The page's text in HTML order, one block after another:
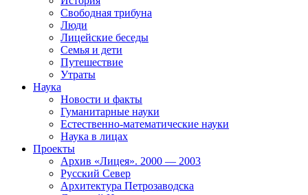
Свободная трибуна
Люди
Лицейские беседы
Семья и дети
Путешествие
Утраты
Наука
Новости и факты
Гуманитарные науки
Естественно-математические науки
Наука в лицах
Проекты
Архив «Лицея». 2000 — 2003
Русский Север
Архитектура Петрозаводска